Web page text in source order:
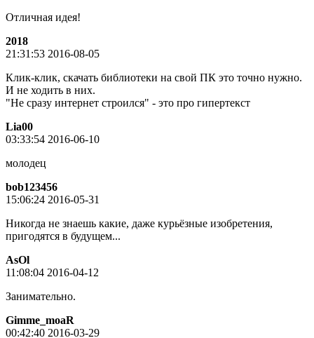
Отличная идея!
2018
21:31:53 2016-08-05
Клик-клик, скачать библиотеки на свой ПК это точно нужно.
И не ходить в них.
"Не сразу интернет строился" - это про гипертекст
Lia00
03:33:54 2016-06-10
молодец
bob123456
15:06:24 2016-05-31
Никогда не знаешь какие, даже курьёзные изобретения,
пригодятся в будущем...
AsOl
11:08:04 2016-04-12
Занимательно.
Gimme_moaR
00:42:40 2016-03-29